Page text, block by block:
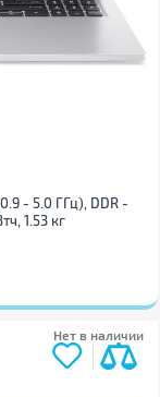
- 5.0 ГГц), DDR -
1.53 кг
Нет в наличии